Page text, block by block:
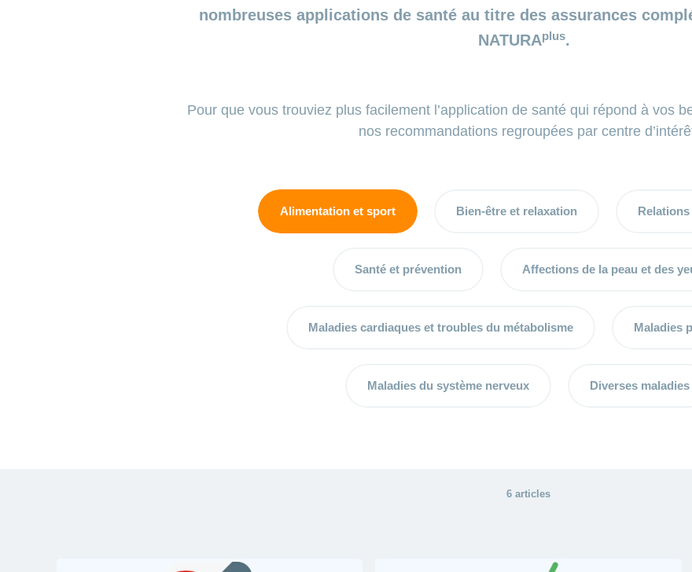
nombreuses applications de santé au titre des assurances
NATURAplus.
Pour que vous trouviez plus facilement l’application de santé qui répond à vos
nos recommandations regroupées par centre
Alimentation et sport Bien-être et relaxation
Santé et prévention Affections de la peau et des
Maladies cardiaques et troubles du métabolisme Maladies
Maladies du système nerveux Diverses maladies
6 articles